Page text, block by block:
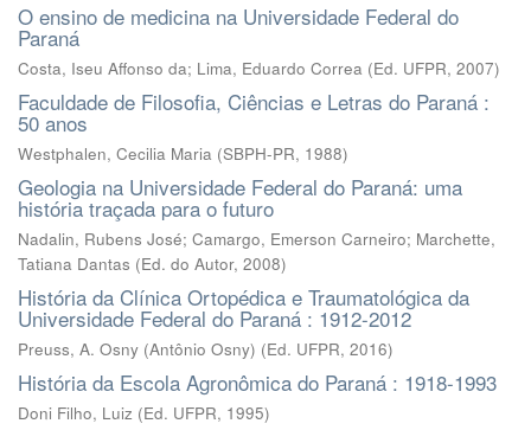
O ensino de medicina na Universidade Federal do
Paraná
Costa, Iseu Affonso da; Lima, Eduardo Correa (Ed. UFPR, 2007)
Faculdade de Filosofia, Ciências e Letras do Paraná :
50 anos
Westphalen, Cecilia Maria (SBPH-PR, 1988)
Geologia na Universidade Federal do Paraná: uma
história traçada para o futuro
Nadalin, Rubens José; Camargo, Emerson Carneiro; Marchette,
Tatiana Dantas (Ed. do Autor, 2008)
História da Clínica Ortopédica e Traumatológica da
Universidade Federal do Paraná : 1912-2012
Preuss, A. Osny (Antônio Osny) (Ed. UFPR, 2016)
História da Escola Agronômica do Paraná : 1918-1993
Doni Filho, Luiz (Ed. UFPR, 1995)